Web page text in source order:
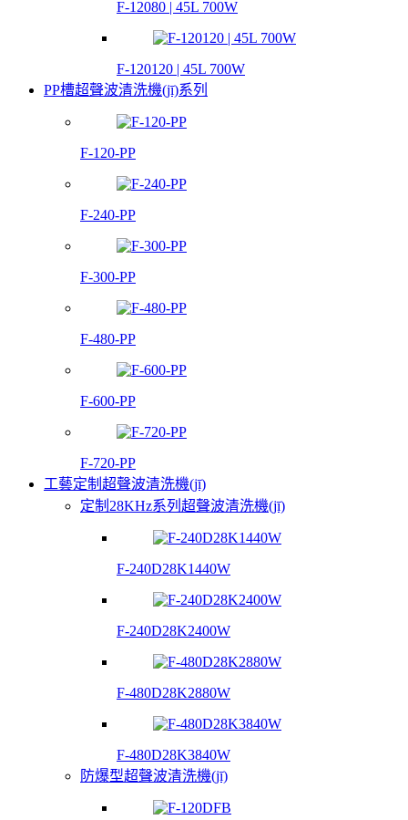
F-12080 | 45L 700W
F-120120 | 45L 700W
PP槽超聲波清洗機(jī)系列
F-120-PP
F-240-PP
F-300-PP
F-480-PP
F-600-PP
F-720-PP
工藝定制超聲波清洗機(jī)
定制28KHz系列超聲波清洗機(jī)
F-240D28K1440W
F-240D28K2400W
F-480D28K2880W
F-480D28K3840W
防爆型超聲波清洗機(jī)